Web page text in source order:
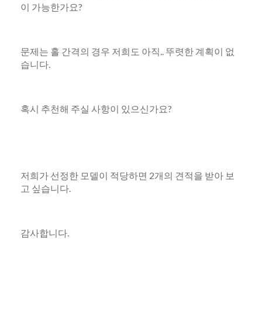
이 가능한가요?
문제는 홀 간격의 경우 저희도 아직.. 뚜렷한 계획이 없
습니다.
혹시 추천해 주실 사항이 있으신가요?
저희가 선정한 모델이 적당하면 2개의 견적을 받아 보
고 싶습니다.
감사합니다.